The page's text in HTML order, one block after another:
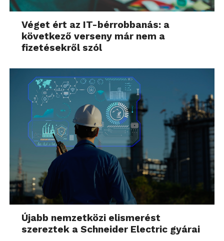
Véget ért az IT-bérrobbanás: a
következő verseny már nem a
fizetésekről szól
Újabb nemzetközi elismerést
szereztek a Schneider Electric gyárai